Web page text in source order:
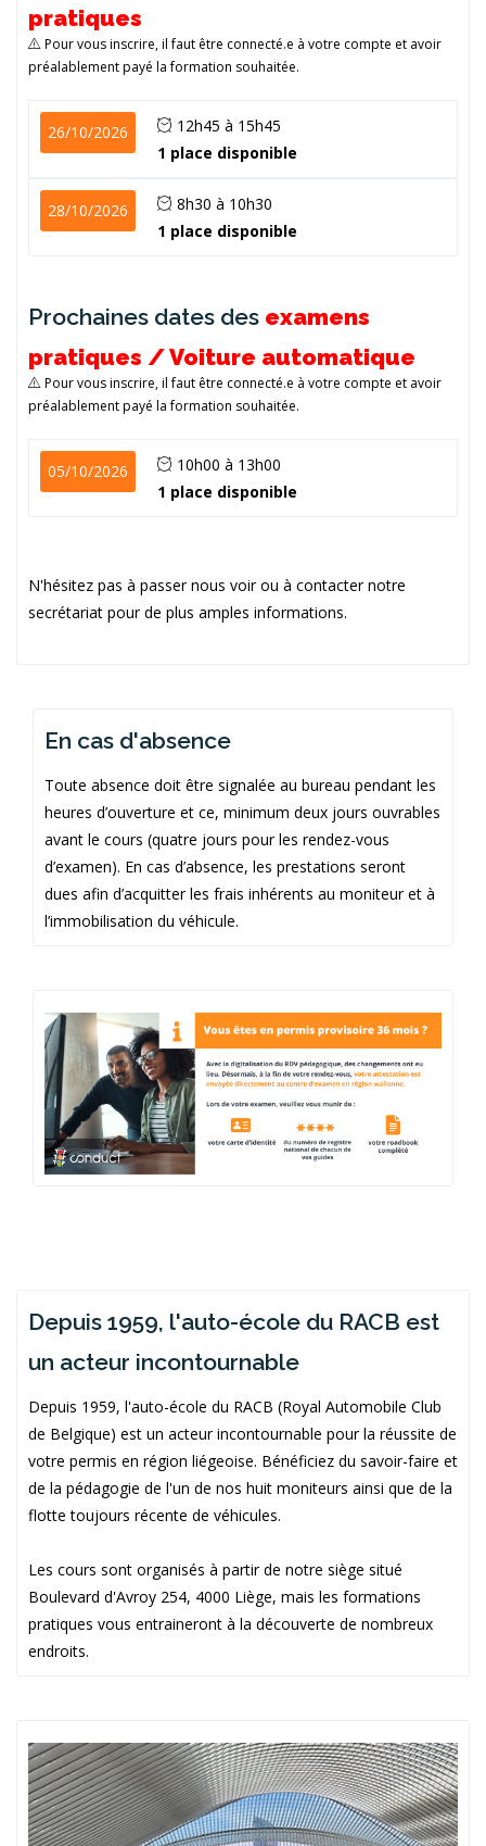
pratiques
Pour vous inscrire, il faut être connecté.e à votre compte et avoir
préalablement payé la formation souhaitée.
26/10/2026
12h45 à 15h45
1 place disponible
28/10/2026
8h30 à 10h30
1 place disponible
Prochaines dates des examens
pratiques / Voiture automatique
Pour vous inscrire, il faut être connecté.e à votre compte et avoir
préalablement payé la formation souhaitée.
05/10/2026
10h00 à 13h00
1 place disponible
N'hésitez pas à passer nous voir ou à contacter notre
secrétariat pour de plus amples informations.
En cas d'absence
Toute absence doit être signalée au bureau pendant les
heures d’ouverture et ce, minimum deux jours ouvrables
avant le cours (quatre jours pour les rendez-vous
d’examen). En cas d’absence, les prestations seront
dues afin d’acquitter les frais inhérents au moniteur et à
l’immobilisation du véhicule.
Depuis 1959, l'auto-école du RACB est
un acteur incontournable
Depuis 1959, l'auto-école du RACB (Royal Automobile Club
de Belgique) est un acteur incontournable pour la réussite de
votre permis en région liégeoise. Bénéficiez du savoir-faire et
de la pédagogie de l'un de nos huit moniteurs ainsi que de la
flotte toujours récente de véhicules.
Les cours sont organisés à partir de notre siège situé
Boulevard d'Avroy 254, 4000 Liège, mais les formations
pratiques vous entraineront à la découverte de nombreux
endroits.